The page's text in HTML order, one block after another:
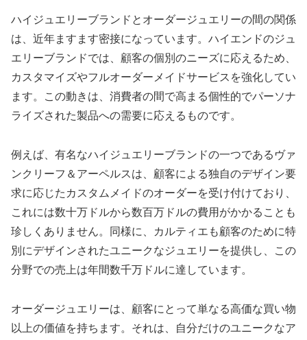
ハイジュエリーブランドとオーダージュエリーの間の関係
は、近年ますます密接になっています。ハイエンドのジュ
エリーブランドでは、顧客の個別のニーズに応えるため、
カスタマイズやフルオーダーメイドサービスを強化してい
ます。この動きは、消費者の間で高まる個性的でパーソナ
ライズされた製品への需要に応えるものです。
例えば、有名なハイジュエリーブランドの一つであるヴァ
ンクリーフ＆アーペルスは、顧客による独自のデザイン要
求に応じたカスタムメイドのオーダーを受け付けており、
これには数十万ドルから数百万ドルの費用がかかることも
珍しくありません。同様に、カルティエも顧客のために特
別にデザインされたユニークなジュエリーを提供し、この
分野での売上は年間数千万ドルに達しています。
オーダージュエリーは、顧客にとって単なる高価な買い物
以上の価値を持ちます。それは、自分だけのユニークなア